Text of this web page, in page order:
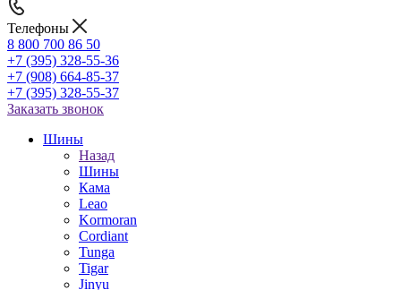
Телефоны
8 800 700 86 50
+7 (395) 328-55-36
+7 (908) 664-85-37
+7 (395) 328-55-37
Заказать звонок
Шины
Назад
Шины
Кама
Leao
Kormoran
Cordiant
Tunga
Tigar
Jinyu